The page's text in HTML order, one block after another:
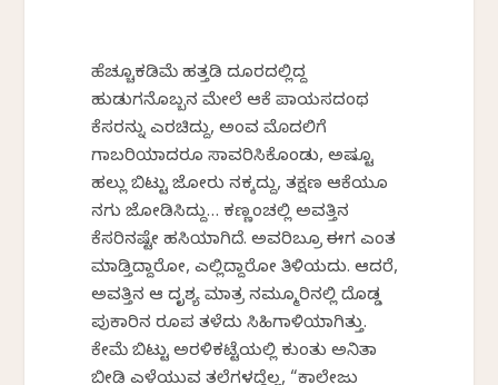
ಹೆಚ್ಚೂಕಡಿಮೆ ಹತ್ತಡಿ ದೂರದಲ್ಲಿದ್ದ
ಹುಡುಗನೊಬ್ಬನ ಮೇಲೆ ಆಕೆ ಪಾಯಸದಂಥ
ಕೆಸರನ್ನು ಎರಚಿದ್ದು, ಅಂವ ಮೊದಲಿಗೆ
ಗಾಬರಿಯಾದರೂ ಸಾವರಿಸಿಕೊಂಡು, ಅಷ್ಟೂ
ಹಲ್ಲು ಬಿಟ್ಟು ಜೋರು ನಕ್ಕದ್ದು, ತಕ್ಷಣ ಆಕೆಯೂ
ನಗು ಜೋಡಿಸಿದ್ದು… ಕಣ್ಣಂಚಲ್ಲಿ ಅವತ್ತಿನ
ಕೆಸರಿನಷ್ಟೇ ಹಸಿಯಾಗಿದೆ. ಅವರಿಬ್ರೂ ಈಗ ಎಂತ
ಮಾಡ್ತಿದ್ದಾರೋ, ಎಲ್ಲಿದ್ದಾರೋ ತಿಳಿಯದು. ಆದರೆ,
ಅವತ್ತಿನ ಆ ದೃಶ್ಯ ಮಾತ್ರ ನಮ್ಮೂರಿನಲ್ಲಿ ದೊಡ್ಡ
ಪುಕಾರಿನ ರೂಪ ತಳೆದು ಸಿಹಿಗಾಳಿಯಾಗಿತ್ತು.
ಕೇಮೆ ಬಿಟ್ಟು ಅರಳಿಕಟ್ಟೆಯಲ್ಲಿ ಕುಂತು ಅನಿತಾ
ಬೀಡಿ ಎಳೆಯುವ ತಲೆಗಳದ್ದೆಲ್ಲ, “ಕಾಲೇಜು